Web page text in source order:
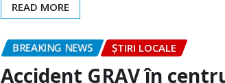
Accident GRAV în centrul
orașului. O femeie a
încarcerată